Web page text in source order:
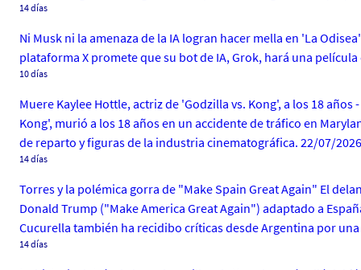
14 días
Ni Musk ni la amenaza de la IA logran hacer mella en 'La
plataforma X promete que su bot de IA, Grok, hará una
10 días
Muere Kaylee Hottle, actriz de 'Godzilla vs. Kong', a los 18
Kong', murió a los 18 años en un accidente de tráfico en
de reparto y figuras de la industria cinematográfica. 22/07/2026
14 días
Torres y la polémica gorra de "Make Spain Great Again" El
Donald Trump ("Make America Great Again") adaptado a
Cucurella también ha recidibo críticas desde Argentina por
14 días